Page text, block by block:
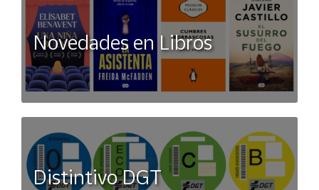
Novedades en Libros
Distintivo DGT